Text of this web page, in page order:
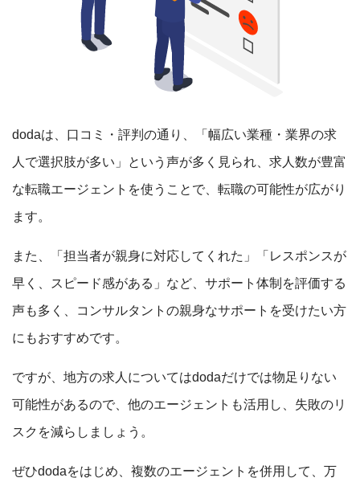
dodaは、口コミ・評判の通り、「幅広い業種・業界の求
人で選択肢が多い」という声が多く見られ、求人数が豊富
な転職エージェントを使うことで、転職の可能性が広がり
ます。
また、「担当者が親身に対応してくれた」「レスポンスが
早く、スピード感がある」など、サポート体制を評価する
声も多く、コンサルタントの親身なサポートを受けたい方
にもおすすめです。
ですが、地方の求人についてはdodaだけでは物足りない
可能性があるので、他のエージェントも活用し、失敗のリ
スクを減らしましょう。
ぜひdodaをはじめ、複数のエージェントを併用して、万